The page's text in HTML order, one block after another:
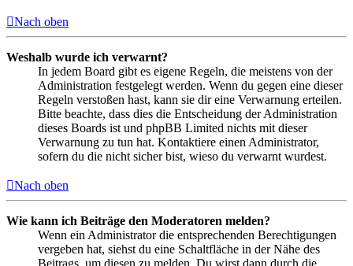
Nach oben
Weshalb wurde ich verwarnt?
In jedem Board gibt es eigene Regeln, die meistens von der
Administration festgelegt werden. Wenn du gegen eine dieser
Regeln verstoßen hast, kann sie dir eine Verwarnung erteilen.
Bitte beachte, dass dies die Entscheidung der Administration
dieses Boards ist und phpBB Limited nichts mit dieser
Verwarnung zu tun hat. Kontaktiere einen Administrator,
sofern du die nicht sicher bist, wieso du verwarnt wurdest.
Nach oben
Wie kann ich Beiträge den Moderatoren melden?
Wenn ein Administrator die entsprechenden Berechtigungen
vergeben hat, siehst du eine Schaltfläche in der Nähe des
Beitrags, um diesen zu melden. Du wirst dann durch die